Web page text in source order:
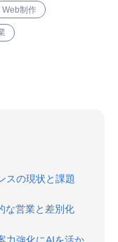
Web制作
スの現状と課題
な営業と差別化
力強化にAIを活か